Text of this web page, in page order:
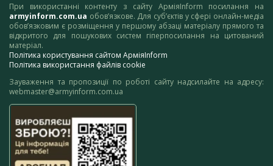
При використанні контенту з сайту АрміяInform посилання на
armyinform.com.ua обов’язкове. Для суб’єктів у сфері онлайн-медіа
обов’язковим є розміщення у першому абзаці матеріалу прямого та
відкритого для пошукових систем гіперпосилання на цитований
матеріал.
Політика користування сайтом АрміяInform
Політика використання файлів cookie
Зауваження та пропозиції по роботі сайту надсилайте на адресу:
webmaster@armyinform.com.ua